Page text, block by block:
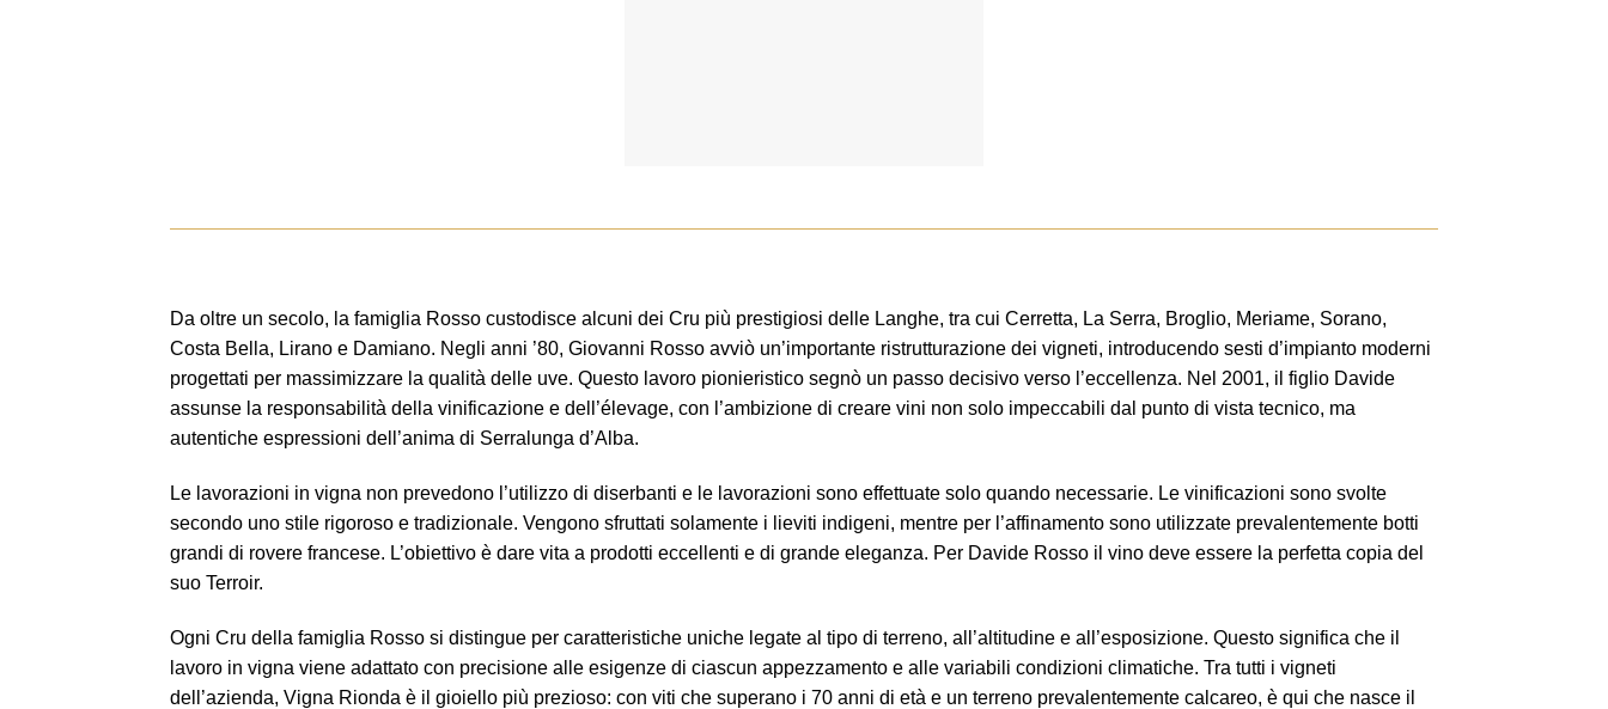
Da oltre un secolo, la famiglia Rosso custodisce alcuni dei Cru più prestigiosi delle Langhe, tra cui Cerretta, La Serra, Broglio, Meriame, Sorano,
Costa Bella, Lirano e Damiano. Negli anni ’80, Giovanni Rosso avviò un’importante ristrutturazione dei vigneti, introducendo sesti d’impianto moderni
progettati per massimizzare la qualità delle uve. Questo lavoro pionieristico segnò un passo decisivo verso l’eccellenza. Nel 2001, il figlio Davide
assunse la responsabilità della vinificazione e dell’élevage, con l’ambizione di creare vini non solo impeccabili dal punto di vista tecnico, ma
autentiche espressioni dell’anima di Serralunga d’Alba.
Le lavorazioni in vigna non prevedono l’utilizzo di diserbanti e le lavorazioni sono effettuate solo quando necessarie. Le vinificazioni sono svolte
secondo uno stile rigoroso e tradizionale. Vengono sfruttati solamente i lieviti indigeni, mentre per l’affinamento sono utilizzate prevalentemente botti
grandi di rovere francese. L’obiettivo è dare vita a prodotti eccellenti e di grande eleganza. Per Davide Rosso il vino deve essere la perfetta copia del
suo Terroir.
Ogni Cru della famiglia Rosso si distingue per caratteristiche uniche legate al tipo di terreno, all’altitudine e all’esposizione. Questo significa che il
lavoro in vigna viene adattato con precisione alle esigenze di ciascun appezzamento e alle variabili condizioni climatiche. Tra tutti i vigneti
dell’azienda, Vigna Rionda è il gioiello più prezioso: con viti che superano i 70 anni di età e un terreno prevalentemente calcareo, è qui che nasce il